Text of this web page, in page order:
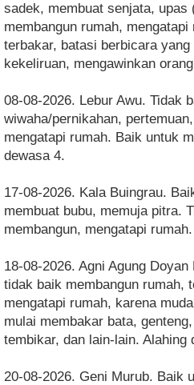
sadek, membuat senjata, upas
membangun rumah,
terbakar, batasi berbicara
kekeliruan, mengawinkan
08-08-2026. Lebur Awu. Tidak
wiwaha/pernikahan,
mengatapi rumah. Baik untuk
dewasa 4.
17-08-2026. Kala Buingrau.
membuat bubu, memuja pitra.
membangun, mengatapi
18-08-2026. Agni Agung
tidak baik membangun rumah,
mengatapi rumah, karena
mulai membakar bata,
tembikar, dan lain-lain. Alahing
20-08-2026. Geni Murub. Baik